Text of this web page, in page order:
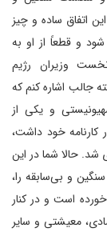
اتفاق ساده و چیز
و قطعاً از او به
وزیران رژیم
جالب اشاره کنم که
و یکی از
که پیروزی در جنگ ۱۹۶۷ را در کارنامه خود داشت،
شد. حالا شما در این
و بی‌سابقه را،
است و در کنار
معیشتی و سایر